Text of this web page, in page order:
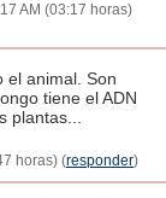
AM (03:17 horas)
el animal. Son
tiene el ADN
horas) (responder)